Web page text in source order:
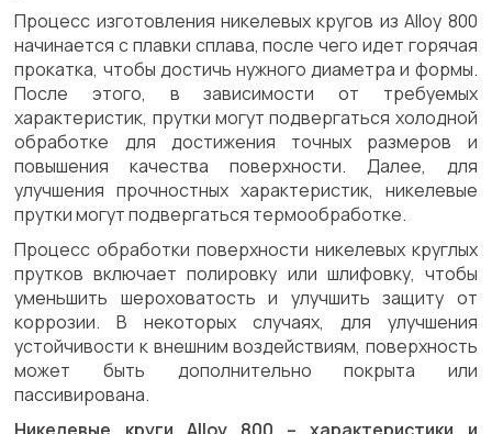
Процесс изготовления никелевых кругов из Alloy 800
начинается с плавки сплава, после чего идет горячая
прокатка, чтобы достичь нужного диаметра и формы.
После этого, в зависимости от требуемых
характеристик, прутки могут подвергаться холодной
обработке для достижения точных размеров и
повышения качества поверхности. Далее, для
улучшения прочностных характеристик, никелевые
прутки могут подвергаться термообработке.
Процесс обработки поверхности никелевых круглых
прутков включает полировку или шлифовку, чтобы
уменьшить шероховатость и улучшить защиту от
коррозии. В некоторых случаях, для улучшения
устойчивости к внешним воздействиям, поверхность
может быть дополнительно покрыта или
пассивирована.